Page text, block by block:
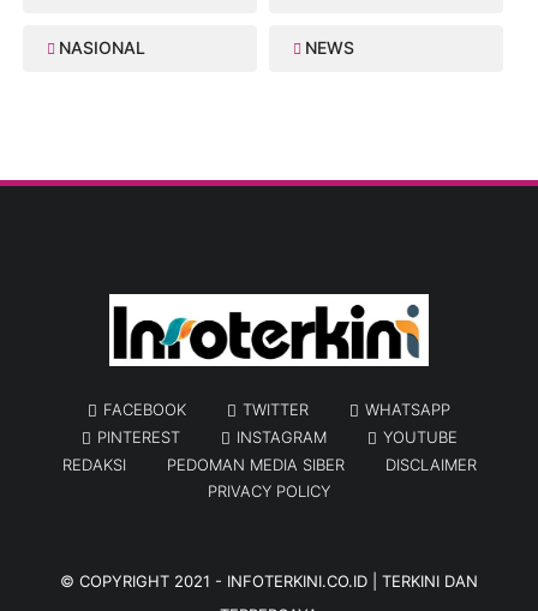
NASIONAL NEWS
FACEBOOK TWITTER
WHATSAPP
PINTEREST
INSTAGRAM
YOUTUBE
REDAKSI
PEDOMAN MEDIA SIBER
DISCLAIMER
PRIVACY POLICY
© COPYRIGHT 2021 - INFOTERKINI.CO.ID | TERKINI DAN